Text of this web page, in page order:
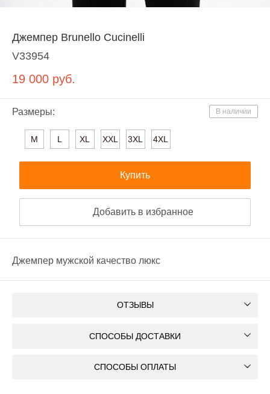
Джемпер Brunello Cucinelli
V33954
19 000 руб.
В наличии
Размеры:
M L XL XXL 3XL 4XL
Купить
Добавить в избранное
Джемпер мужской качество люкс
ОТЗЫВЫ
СПОСОБЫ ДОСТАВКИ
СПОСОБЫ ОПЛАТЫ